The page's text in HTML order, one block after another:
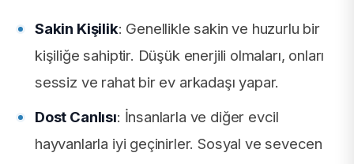
Sakin Kişilik: Genellikle sakin ve huzurlu bir
kişiliğe sahiptir. Düşük enerjili olmaları, onları
sessiz ve rahat bir ev arkadaşı yapar.
Dost Canlısı: İnsanlarla ve diğer evcil
hayvanlarla iyi geçinirler. Sosyal ve sevecen